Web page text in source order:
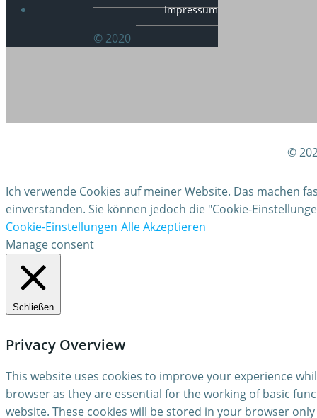
Impressum
© 2020
©
Ich verwende Cookies auf meiner Website. Das machen
einverstanden. Sie können jedoch die "Cookie-
Cookie-Einstellungen Alle Akzeptieren
Manage consent
Schließen
Privacy Overview
This website uses cookies to improve your experience
browser as they are essential for the working of basic
website. These cookies will be stored in your browser